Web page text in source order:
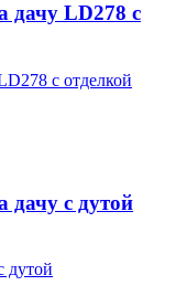
дачу LD278 с
дачу с дутой